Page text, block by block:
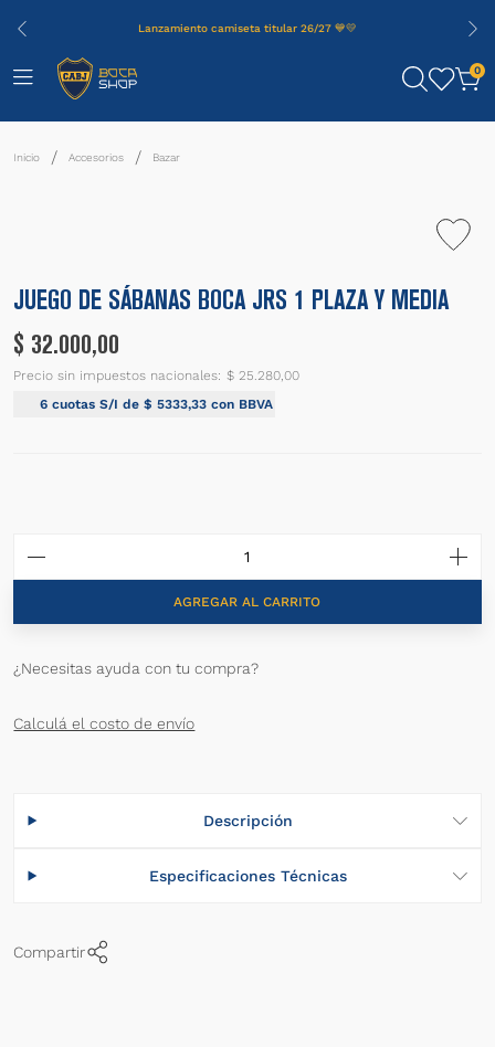
Lanzamiento camiseta titular 26/27 💙💛
0
Accesorios Bazar
JUEGO DE SÁBANAS BOCA JRS 1 PLAZA Y MEDIA
$ 32.000,00
Precio sin impuestos nacionales: $ 25.280,00
6 cuotas S/I de$ 5333,33 con BBVA
AGREGAR AL CARRITO
¿Necesitas ayuda con tu compra?
Calculá el costo de envío
Descripción
Especificaciones Técnicas
Compartir